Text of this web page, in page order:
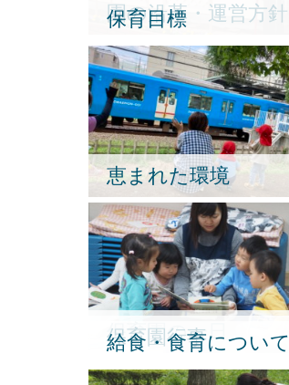
園の沿革・運営方針
保育目標
恵まれた環境
保育園の一日
保育園行事
給食・食育について